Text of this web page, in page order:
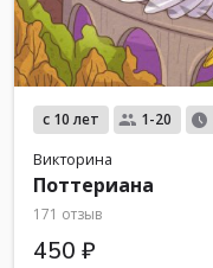
с 10 лет 1-20
Викторина
Поттериана
171 отзыв
450 ₽